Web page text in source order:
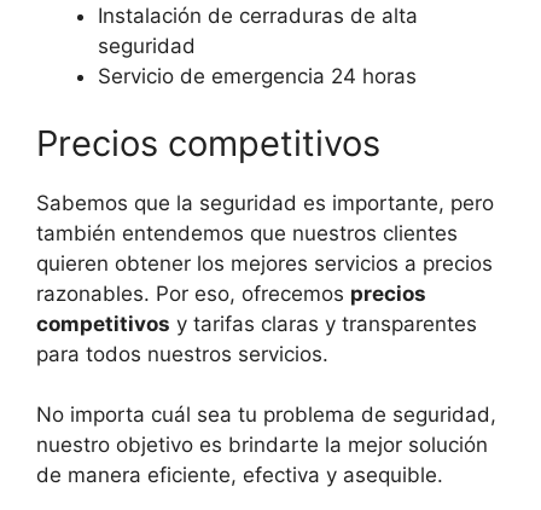
Instalación de cerraduras de alta
seguridad
Servicio de emergencia 24 horas
Precios competitivos
Sabemos que la seguridad es importante, pero
también entendemos que nuestros clientes
quieren obtener los mejores servicios a precios
razonables. Por eso, ofrecemos precios
competitivos y tarifas claras y transparentes
para todos nuestros servicios.
No importa cuál sea tu problema de seguridad,
nuestro objetivo es brindarte la mejor solución
de manera eficiente, efectiva y asequible.